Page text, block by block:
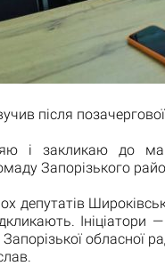
після
і закликаю до
Запорізького
депутатів
Ініціатори
обласної